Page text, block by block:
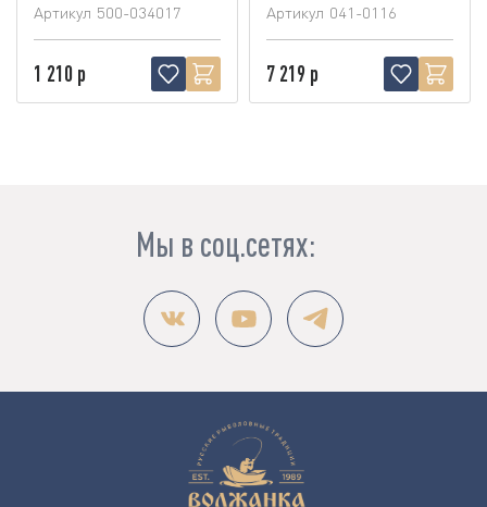
Артикул 500-034017
1 210 р
Артикул 041-0116
7 219 р
Мы в соц.сетях: